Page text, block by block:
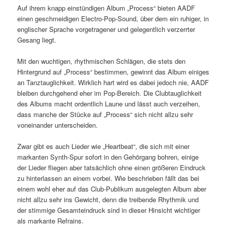
Auf ihrem knapp einstündigen Album „Process“ bieten AADF
einen geschmeidigen Electro-Pop-Sound, über dem ein ruhiger, in
englischer Sprache vorgetragener und gelegentlich verzerrter
Gesang liegt.
Mit den wuchtigen, rhythmischen Schlägen, die stets den
Hintergrund auf „Process“ bestimmen, gewinnt das Album einiges
an Tanztauglichkeit. Wirklich hart wird es dabei jedoch nie, AADF
bleiben durchgehend eher im Pop-Bereich. Die Clubtauglichkeit
des Albums macht ordentlich Laune und lässt auch verzeihen,
dass manche der Stücke auf „Process“ sich nicht allzu sehr
voneinander unterscheiden.
Zwar gibt es auch Lieder wie „Heartbeat“, die sich mit einer
markanten Synth-Spur sofort in den Gehörgang bohren, einige
der Lieder fliegen aber tatsächlich ohne einen größeren Eindruck
zu hinterlassen an einem vorbei. Wie beschrieben fällt das bei
einem wohl eher auf das Club-Publikum ausgelegten Album aber
nicht allzu sehr ins Gewicht, denn die treibende Rhythmik und
der stimmige Gesamteindruck sind in dieser Hinsicht wichtiger
als markante Refrains.